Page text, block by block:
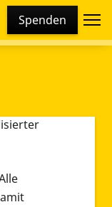
Spenden
und
und